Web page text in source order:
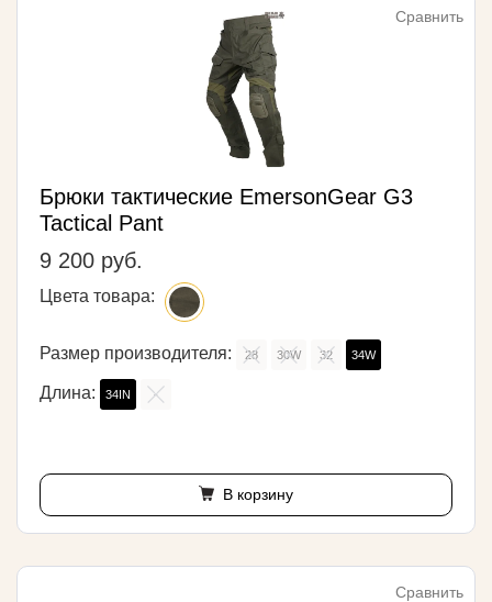
Сравнить
Брюки тактические EmersonGear G3
Tactical Pant
9 200 руб.
Цвета товара:
Размер производителя: 28 30W 32 34W
Длина: 34IN -
В корзину
Сравнить